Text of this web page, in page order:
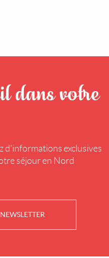
dans votre
d'informations exclusives
séjour en Nord